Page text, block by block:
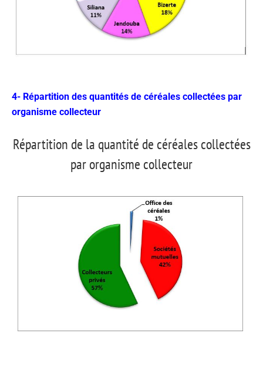
4- Répartition des quantités de céréales collectées par
organisme collecteur
Répartition de la quantité de céréales collectées
par organisme collecteur